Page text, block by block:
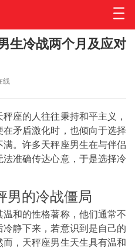
生冷战两个月及应对
线
座的人往往秉持和平主义，
矛盾激化时，也倾向于选择
。许多天秤座男生在与伴侣
准确传达心意，于是选择冷
男的冷战僵局
和的性格著称，他们通常不
静下来，若意识到是自己的
，天秤座男生天生具有温和